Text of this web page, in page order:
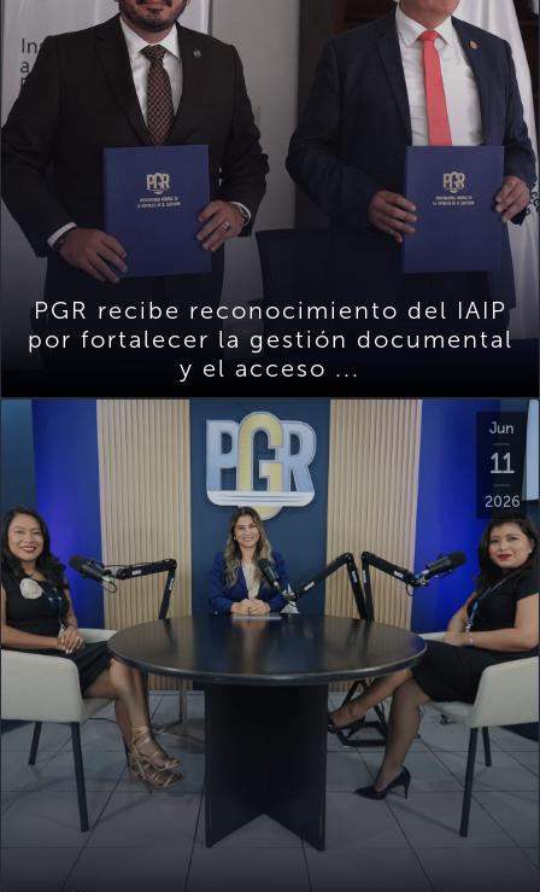
PGR recibe reconocimiento del IAIP
por fortalecer la gestión documental
y el acceso ...
Jun
11
2026